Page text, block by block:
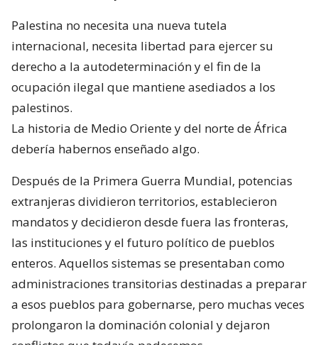
Palestina no necesita una nueva tutela
internacional, necesita libertad para ejercer su
derecho a la autodeterminación y el fin de la
ocupación ilegal que mantiene asediados a los
palestinos.
La historia de Medio Oriente y del norte de África
debería habernos enseñado algo.
Después de la Primera Guerra Mundial, potencias
extranjeras dividieron territorios, establecieron
mandatos y decidieron desde fuera las fronteras,
las instituciones y el futuro político de pueblos
enteros. Aquellos sistemas se presentaban como
administraciones transitorias destinadas a preparar
a esos pueblos para gobernarse, pero muchas veces
prolongaron la dominación colonial y dejaron